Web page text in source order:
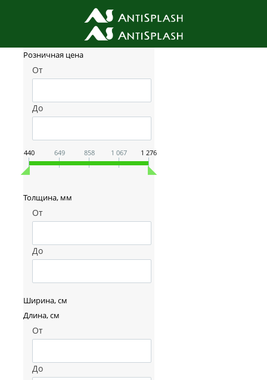
Фильтр товаров
Розничная цена
От
До
440 649 858 1 067 1 276
Толщина, мм
От
До
Ширина, см
Длина, см
От
До